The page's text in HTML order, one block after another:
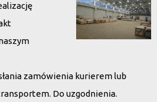
zamówienia kurierem lub
Do uzgodnienia.